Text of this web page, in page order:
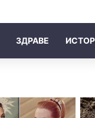
ЗДРАВЕ